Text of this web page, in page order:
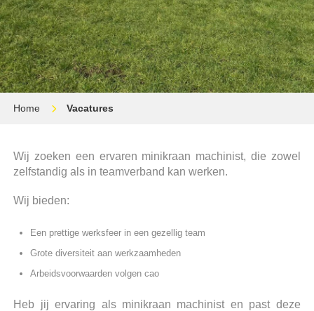
Home Vacatures
Wij zoeken een ervaren minikraan machinist, die zowel
zelfstandig als in teamverband kan werken.
Wij bieden:
Een prettige werksfeer in een gezellig team
Grote diversiteit aan werkzaamheden
Arbeidsvoorwaarden volgen cao
Heb jij ervaring als minikraan machinist en past deze